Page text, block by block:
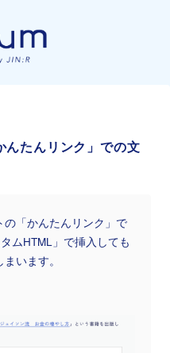
んたんリンク」での文
の「かんたんリンク」で
ムHTML」で挿入しても
います。